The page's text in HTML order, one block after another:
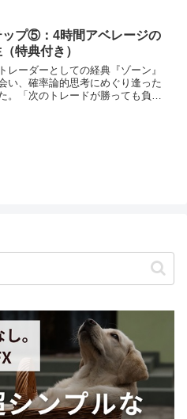
す。相変わらずちょっと気になる
発信している人を...
ップ⑤：4時間アベレージの
特典付き）
レーダーとしての経典『ゾーン』
い、確率論的思考にめぐり逢った
。「次のトレードが勝っても負け